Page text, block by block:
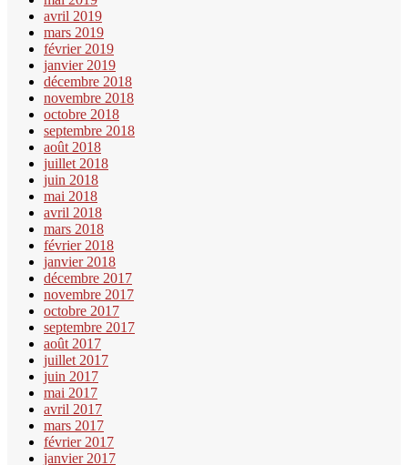
avril 2019
mars 2019
février 2019
janvier 2019
décembre 2018
novembre 2018
octobre 2018
septembre 2018
août 2018
juillet 2018
juin 2018
mai 2018
avril 2018
mars 2018
février 2018
janvier 2018
décembre 2017
novembre 2017
octobre 2017
septembre 2017
août 2017
juillet 2017
juin 2017
mai 2017
avril 2017
mars 2017
février 2017
janvier 2017